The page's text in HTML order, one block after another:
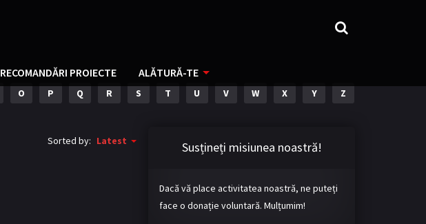
RECOMANDĂRI PROIECTE ALĂTURĂ-TE
O P Q R S T U V W X Y Z
Sorted by: Latest Susțineți misiunea noastră!
Dacă vă place activitatea noastră, ne puteți
face o donație voluntară. Mulțumim!